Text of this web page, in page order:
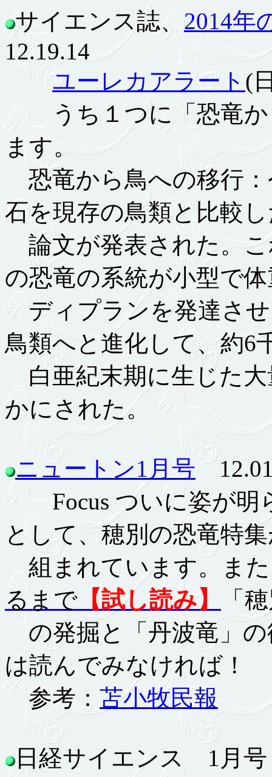
サイエンス誌、2014年
12.19.14
ユーレカアラート (
うち１つに「恐竜か
ます。
恐竜から鳥への移行：
石を現存の鳥類と比較
論文が発表された。
の恐竜の系統が小型で
ディプランを発達させ
鳥類へと進化して、約6
白亜紀末期に生じた
かにされた。
ニュートン1月号
Focus ついに姿が明ら
として、穂別の恐竜特
組まれています。また
るまで 【試し読み】
「
の発掘と「丹波竜」
は読んでみなければ！
参考： 苫小牧民報
日経サイエンス 1月